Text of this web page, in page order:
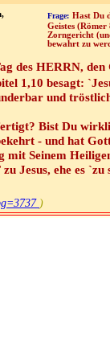
Frage: Hast Du
Geistes
Zorngericht
bewahrt zu
des HERRN,
1,10 besagt:
und
Bist Du
- und hat
mit Seinem
Jesus, ehe es `zu
)